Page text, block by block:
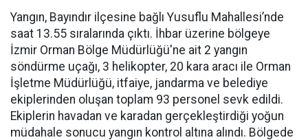
Yangın, Bayındır ilçesine bağlı Yusuflu Mahallesi’nde
saat 13.55 sıralarında çıktı. İhbar üzerine bölgeye
İzmir Orman Bölge Müdürlüğü'ne ait 2 yangın
söndürme uçağı, 3 helikopter, 20 kara aracı ile Orman
İşletme Müdürlüğü, itfaiye, jandarma ve belediye
ekiplerinden oluşan toplam 93 personel sevk edildi.
Ekiplerin havadan ve karadan gerçekleştirdiği yoğun
müdahale sonucu yangın kontrol altına alındı. Bölgede